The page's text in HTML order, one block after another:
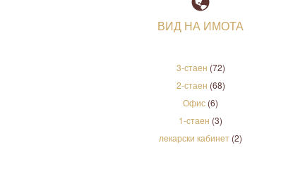
ВИД НА ИМОТА
3-стаен (72)
2-стаен (68)
Офис (6)
1-стаен (3)
лекарски кабинет (2)